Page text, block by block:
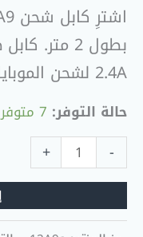
بطول 2
2.4A لشحن الموبايل ونقل البيانات بأفضل سعر!
حالة التوفر: 7 متوفر في المخزون
-
+